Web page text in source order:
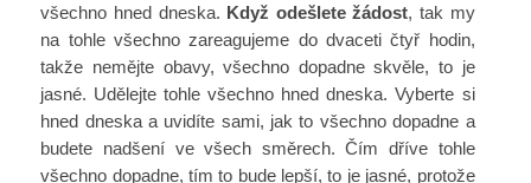
všechno hned dneska. Když odešlete žádost, tak my
na tohle všechno zareagujeme do dvaceti čtyř hodin,
takže nemějte obavy, všechno dopadne skvěle, to je
jasné. Udělejte tohle všechno hned dneska. Vyberte si
hned dneska a uvidíte sami, jak to všechno dopadne a
budete nadšení ve všech směrech. Čím dříve tohle
všechno dopadne, tím to bude lepší, to je jasné, protože